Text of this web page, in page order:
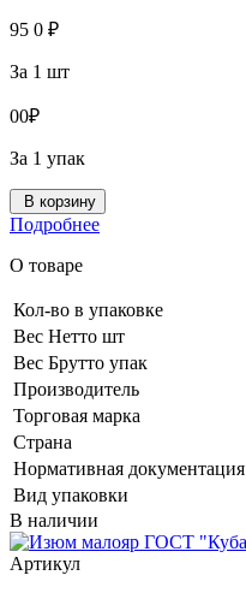
95 0 ₽
За 1 шт
00₽
За 1 упак
В корзину
Подробнее
О товаре
Кол-во в упаковке
Вес Нетто шт
Вес Брутто упак
Производитель
Торговая марка
Страна
Нормативная документация
Вид упаковки
В наличии
Артикул